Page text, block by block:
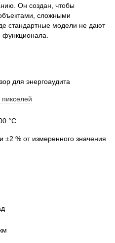
Он создан, чтобы
сложными
стандартные модели не дают
функционала.
для энергоаудита
°C
±2 % от измеренного значения